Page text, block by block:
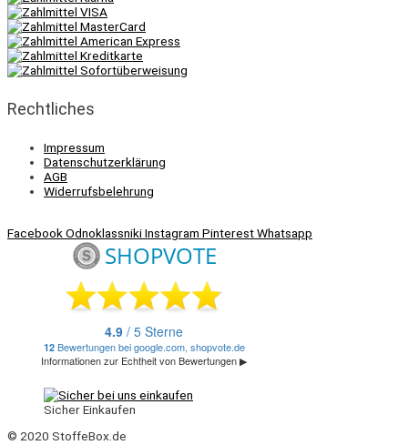
Rechtliches
Impressum
Datenschutzerklärung
AGB
Widerrufsbelehrung
FacebookOdnoklassnikiInstagram PinterestWhatsapp
Sicher Einkaufen
© 2020 StoffeBox.de